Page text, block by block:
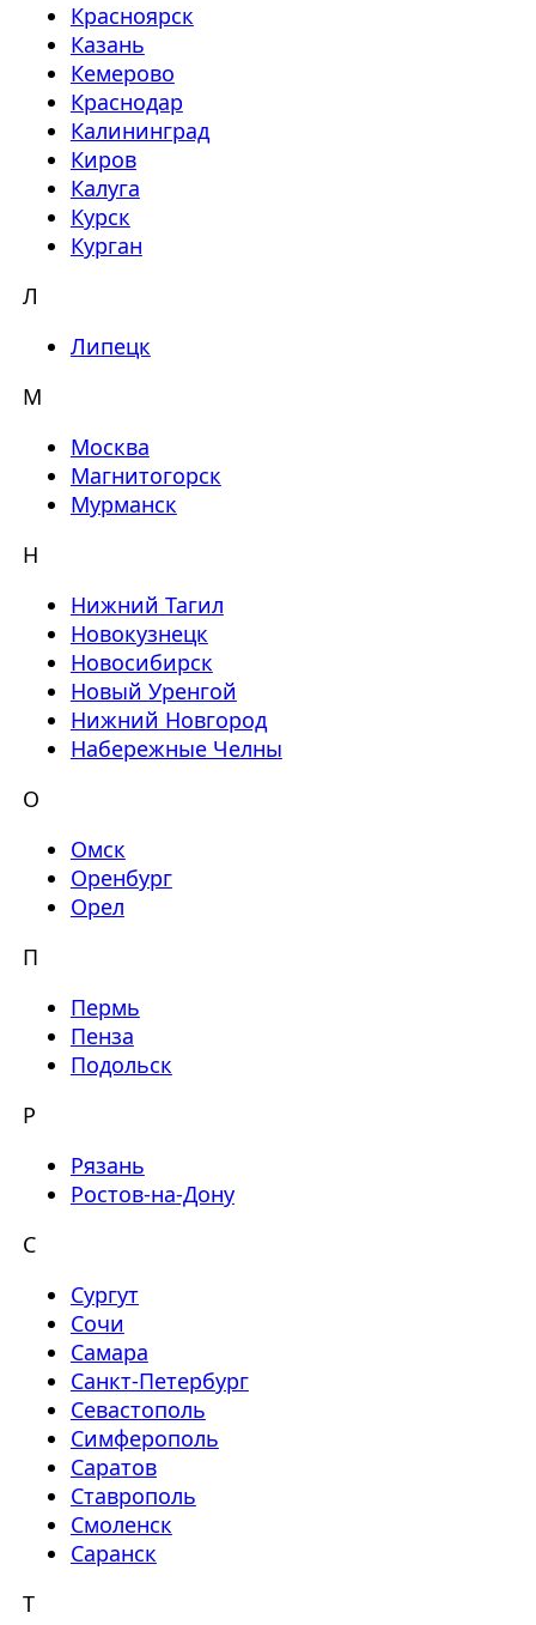
Красноярск
Казань
Кемерово
Краснодар
Калининград
Киров
Калуга
Курск
Курган
Л
Липецк
М
Москва
Магнитогорск
Мурманск
Н
Нижний Тагил
Новокузнецк
Новосибирск
Новый Уренгой
Нижний Новгород
Набережные Челны
О
Омск
Оренбург
Орел
П
Пермь
Пенза
Подольск
Р
Рязань
Ростов-на-Дону
С
Сургут
Сочи
Самара
Санкт-Петербург
Севастополь
Симферополь
Саратов
Ставрополь
Смоленск
Саранск
Т